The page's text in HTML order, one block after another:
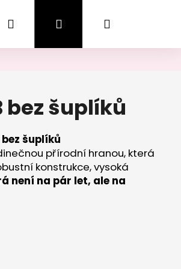
podmínky
Hledat PřihlášeníNákupní
bez šuplíků
šuplíků
přírodní hranou, která
konstrukce, vysoká
není na pár let, ale na